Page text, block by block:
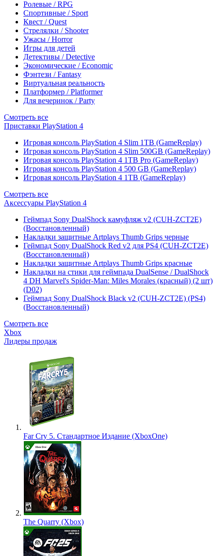
Ролевые / RPG
Спортивные / Sport
Квест / Quest
Стрелялки / Shooter
Ужасы / Horror
Игры для детей
Детективы / Detective
Экономические / Economic
Фэнтези / Fantasy
Виртуальная реальность
Платформер / Platformer
Для вечеринок / Party
Смотреть все
Приставки PlayStation 4
Игровая консоль PlayStation 4 Slim 1TB (GameReplay)
Игровая консоль PlayStation 4 Slim 500GB (GameReplay)
Игровая консоль PlayStation 4 1TB Pro (GameReplay)
Игровая консоль PlayStation 4 500 GB (GameReplay)
Игровая консоль PlayStation 4 1TB (GameReplay)
Смотреть все
Аксессуары PlayStation 4
Геймпад Sony DualShock камуфляж v2 (CUH-ZCT2E)
(Восстановленный)
Накладки защитные Artplays Thumb Grips черные
Геймпад Sony DualShock Red v2 для PS4 (CUH-ZCT2E)
(Восстановленный)
Накладки защитные Artplays Thumb Grips красные
Накладки на стики для геймпада DualSense / DualShock
4 DH Marvel's Spider-Man: Miles Morales (красный) (2 шт)
(D02)
Геймпад Sony DualShock Black v2 (CUH-ZCT2E) (PS4)
(Восстановленный)
Смотреть все
Xbox
Лидеры продаж
Far Cry 5. Стандартное Издание (XboxOne)
The Quarry (Xbox)